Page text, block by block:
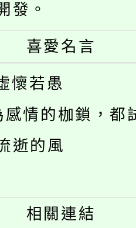
發。
喜愛名言
懷若愚
情的枷鎖，都
逝的風
相關連結